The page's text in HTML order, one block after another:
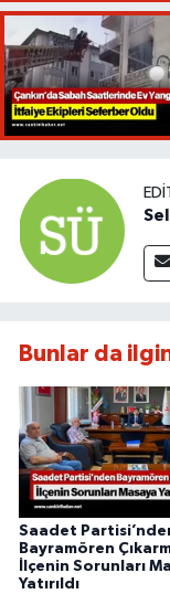
Bunlar da
Saadet
Bayramören
İlçenin Sorunları
Yatırıldı